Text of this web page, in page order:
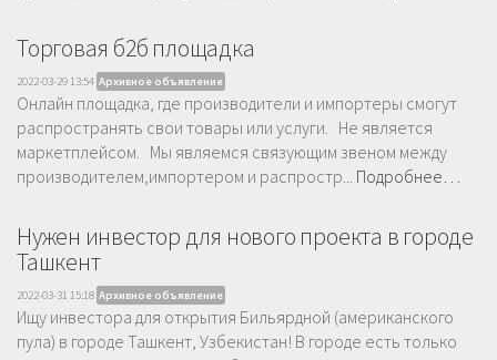
Торговая б2б площадка
2022-03-29 13:54 Архивное объявление
Онлайн площадка, где производители и импортеры смогут
распространять свои товары или услуги. Не является
маркетплейсом. Мы являемся связующим звеном между
производителем,импортером и распростр... Подробнее…
Нужен инвестор для нового проекта в городе
Ташкент
2022-03-31 15:18 Архивное объявление
Ищу инвестора для открытия Бильярдной (американского
пула) в городе Ташкент, Узбекистан! В городе есть только